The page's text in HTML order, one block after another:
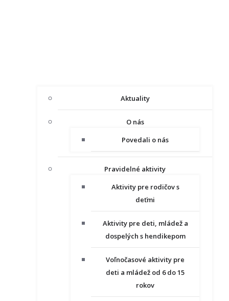
Aktuality
O nás
Povedali o nás
Pravidelné aktivity
Aktivity pre rodičov s
deťmi
Aktivity pre deti, mládež a
dospelých s hendikepom
Voľnočasové aktivity pre
deti a mládež od 6 do 15
rokov